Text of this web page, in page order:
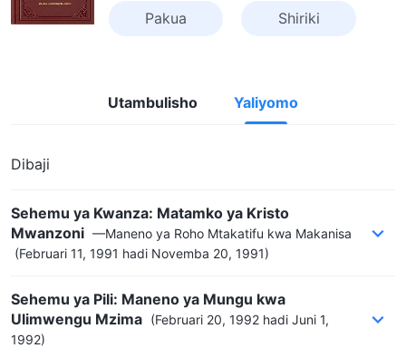
Pakua Shiriki
Utambulisho Yaliyomo
Dibaji
Sehemu ya Kwanza: Matamko ya Kristo
Mwanzoni —Maneno ya Roho Mtakatifu kwa Makanisa
(Februari 11, 1991 hadi Novemba 20, 1991)
Sehemu ya Pili: Maneno ya Mungu kwa
Ulimwengu Mzima (Februari 20, 1992 hadi Juni 1,
1992)